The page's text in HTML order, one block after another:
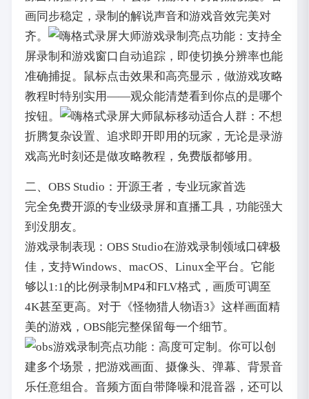
画同步稳定，录制的解说声音和游戏音效完美对
齐。
亮点功能：支持全
屏录制和游戏窗口自动追踪，即使切换分辨率也能
准确捕捉。鼠标点击效果和高亮显示，做游戏攻略
教程时特别实用——观众能清楚看到你点的是哪个
按钮。
适合人群：不想
折腾复杂设置、追求即开即用的玩家，无论是录游
戏高光时刻还是做攻略教程，免费版都够用。
二、OBS Studio：开源王者，专业玩家首选
完全免费开源的专业级录屏和直播工具，功能强大
到没朋友。
游戏录制表现：OBS Studio在游戏录制领域口碑极
佳，支持Windows、macOS、Linux全平台。它能
够以1:1的比例录制MP4和FLV格式，画质可调至
4K甚至更高。对于《怪物猎人物语3》这样画面精
美的游戏，OBS能完整保留每一个细节。
亮点功能：高度可定制。你可以创
建多个场景，把游戏画面、摄像头、弹幕、背景音
乐任意组合。音频方面自带降噪和混音器，还可以